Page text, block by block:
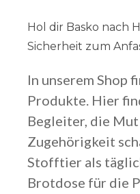
Hol dir Basko nach
Sicherheit zum
In unserem Shop
Produkte. Hier
Begleiter, die Mut
Zugehörigkeit
Stofftier als
Brotdose für die